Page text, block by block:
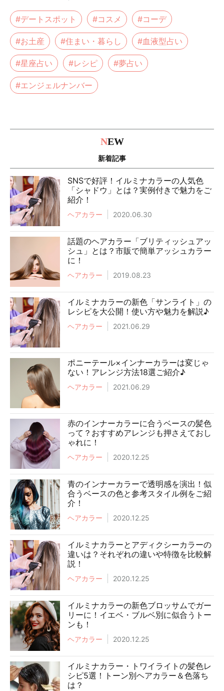
#デートスポット #コスメ #コーデ
#お土産 #住まい・暮らし #血液型占い
#星座占い #レシピ #夢占い
#エンジェルナンバー
NEW
新着記事
SNSで好評！イルミナカラーの人気色
「シャドウ」とは？実例付きで魅力をご
紹介！
ヘアカラー 2020.06.30
話題のヘアカラー「ブリティッシュアッ
シュ」とは？市販で簡単アッシュカラー
に！
ヘアカラー 2019.08.23
イルミナカラーの新色「サンライト」の
レシピを大公開！使い方や魅力を解説♪
ヘアカラー 2021.06.29
ポニーテール×インナーカラーは変じゃ
ない！アレンジ方法18選ご紹介♪
ヘアカラー 2021.06.29
赤のインナーカラーに合うベースの髪色
って？おすすめアレンジも押さえておし
ゃれに！
ヘアカラー 2020.12.25
青のインナーカラーで透明感を演出！似
合うベースの色と参考スタイル例をご紹
介！
ヘアカラー 2020.12.25
イルミナカラーとアディクシーカラーの
違いは？それぞれの違いや特徴を比較解
説！
ヘアカラー 2020.12.25
イルミナカラーの新色ブロッサムでガー
リーに！イエベ・ブルベ別に似合うトー
ンも！
ヘアカラー 2020.12.25
イルミナカラー・トワイライトの髪色レ
シピ5選！トーン別ヘアカラー＆色落ち
は？